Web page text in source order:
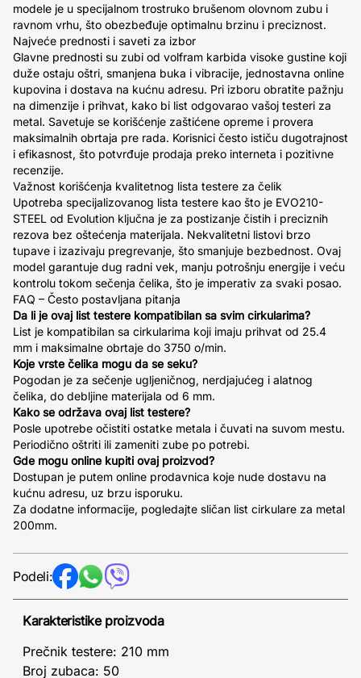
modele je u specijalnom trostruko brušenom olovnom zubu i
ravnom vrhu, što obezbeđuje optimalnu brzinu i preciznost.
Najveće prednosti i saveti za izbor
Glavne prednosti su zubi od volfram karbida visoke gustine koji
duže ostaju oštri, smanjena buka i vibracije, jednostavna online
kupovina i dostava na kućnu adresu. Pri izboru obratite pažnju
na dimenzije i prihvat, kako bi list odgovarao vašoj testeri za
metal. Savetuje se korišćenje zaštićene opreme i provera
maksimalnih obrtaja pre rada. Korisnici često ističu dugotrajnost
i efikasnost, što potvrđuje prodaja preko interneta i pozitivne
recenzije.
Važnost korišćenja kvalitetnog lista testere za čelik
Upotreba specijalizovanog lista testere kao što je EVO210-
STEEL od Evolution ključna je za postizanje čistih i preciznih
rezova bez oštećenja materijala. Nekvalitetni listovi brzo
tupave i izazivaju pregrevanje, što smanjuje bezbednost. Ovaj
model garantuje dug radni vek, manju potrošnju energije i veću
kontrolu tokom sečenja čelika, što je imperativ za svaki posao.
FAQ – Često postavljana pitanja
Da li je ovaj list testere kompatibilan sa svim cirkularima?
List je kompatibilan sa cirkularima koji imaju prihvat od 25.4
mm i maksimalne obrtaje do 3750 o/min.
Koje vrste čelika mogu da se seku?
Pogodan je za sečenje ugljeničnog, nerdjajućeg i alatnog
čelika, do debljine materijala od 6 mm.
Kako se održava ovaj list testere?
Posle upotrebe očistiti ostatke metala i čuvati na suvom mestu.
Periodično oštriti ili zameniti zube po potrebi.
Gde mogu online kupiti ovaj proizvod?
Dostupan je putem online prodavnica koje nude dostavu na
kućnu adresu, uz brzu isporuku.
Za dodatne informacije, pogledajte sličan list cirkulare za metal
200mm.
Podeli:
Karakteristike proizvoda
Prečnik testere: 210 mm
Broj zubaca: 50